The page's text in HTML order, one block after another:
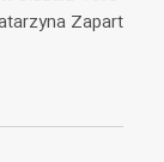
Zapart